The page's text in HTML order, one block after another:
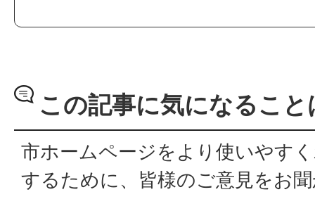
この記事に気になるこ
市ホームページをより使いやす
するために、皆様のご意見をお